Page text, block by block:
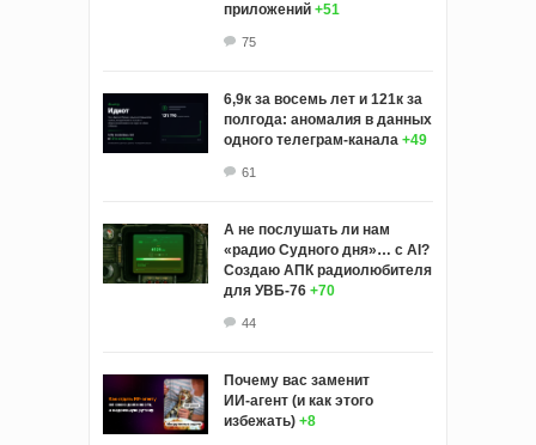
приложений +51
75
6,9к за восемь лет и 121к за
полгода: аномалия в данных
одного телеграм-канала +49
61
А не послушать ли нам
«радио Судного дня»… с AI?
Создаю АПК радиолюбителя
для УВБ-76 +70
44
Почему вас заменит
ИИ‑агент (и как этого
избежать) +8